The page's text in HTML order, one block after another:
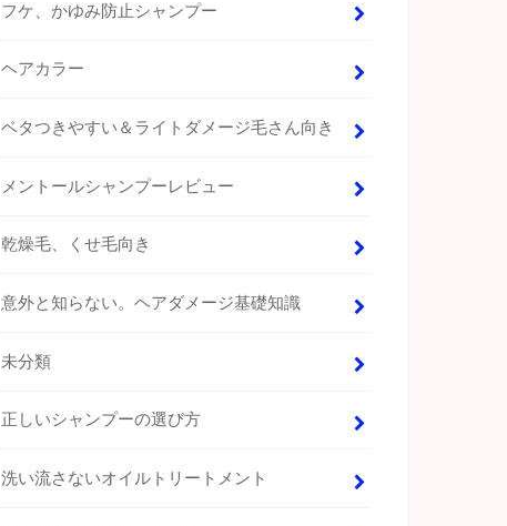
フケ、かゆみ防止シャンプー
ヘアカラー
ベタつきやすい＆ライトダメージ毛さん向き
メントールシャンプーレビュー
乾燥毛、くせ毛向き
意外と知らない。ヘアダメージ基礎知識
未分類
正しいシャンプーの選び方
洗い流さないオイルトリートメント